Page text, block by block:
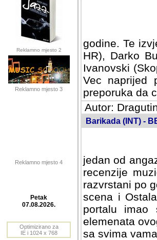
Reklamno mjesto 2
Reklamno mjesto 3
Reklamno mjesto 4
godine. Te
HR), Darko
Ivanovski
Vec naprijed
preporuka da
Autor:
Barikada (INT) -
jedan od
recenzije
razvrstani po
scena i
portalu imao
elemenata
sa svima